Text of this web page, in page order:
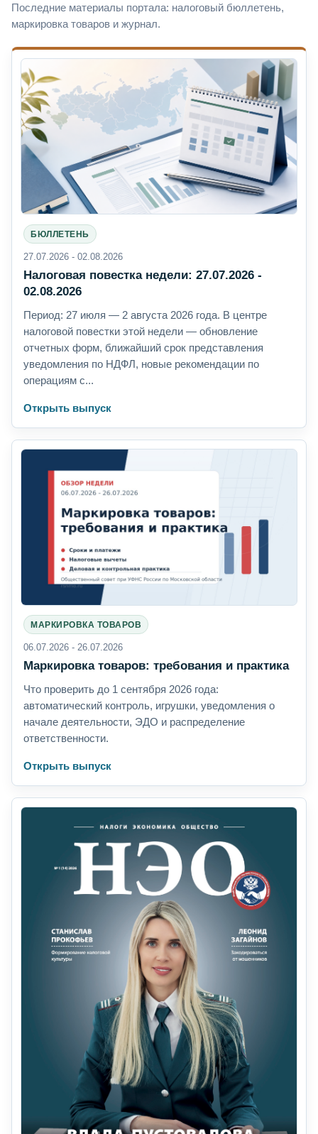
Последние материалы портала: налоговый бюллетень,
маркировка товаров и журнал.
БЮЛЛЕТЕНЬ
27.07.2026 - 02.08.2026
Налоговая повестка недели: 27.07.2026 -
02.08.2026
Период: 27 июля — 2 августа 2026 года. В центре
налоговой повестки этой недели — обновление
отчетных форм, ближайший срок представления
уведомления по НДФЛ, новые рекомендации по
операциям с...
Открыть выпуск
МАРКИРОВКА ТОВАРОВ
06.07.2026 - 26.07.2026
Маркировка товаров: требования и практика
Что проверить до 1 сентября 2026 года:
автоматический контроль, игрушки, уведомления о
начале деятельности, ЭДО и распределение
ответственности.
Открыть выпуск